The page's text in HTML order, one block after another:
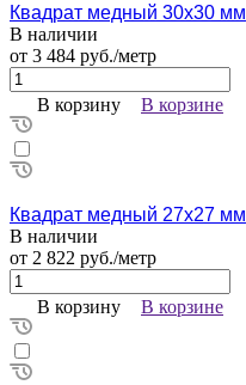
Квадрат медный 30х30 мм
В наличии
от 3 484 руб./метр
В корзину В корзине
Квадрат медный 27х27 мм
В наличии
от 2 822 руб./метр
В корзину В корзине